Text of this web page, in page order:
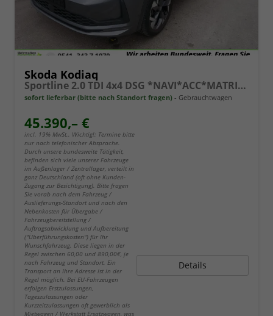
Skoda Kodiaq
Sportline 2.0 TDI 4x4 DSG *NAVI*ACC*MATRIX*KAMERA*AHK*el.-HECKKLAPPE
sofort lieferbar (bitte nach Standort fragen) Gebrauchtwagen
45.390,– €
incl. 19% MwSt.. Wichtig!: Termine bitte
nur nach telefonischer Absprache.
Durch unsere bundesweite Tätigkeit,
befinden sich viele unserer Fahrzeuge
im Außenlager / Zentrallager, verteilt in
ganz Deutschland (oft ohne Kunden-
Zugang zur Besichtigung). Bitte fragen
Sie vorab nach dem Fahrzeug /
Auslieferungs-Standort und nach den
Nebenkosten für Übergabe /
Fahrzeugbereitstellung /
Auftragsabwicklung und Aufbereitung
("Überführungskosten") für Ihr
Wunschfahrzeug. Diese liegen in der
Regel zwischen 60,00 und 890,00€, je
nach Fahrzeug und Standort. Ein
Transport an Ihre Adresse ist in der
Regel möglich. Bei EU-Fahrzeugen
erfolgen Erstzulassungen,
Tageszulassungen oder
Kurzzeitzulassungen oft gewerblich als
Mietwagen / Werkstatt Ersatzwagen, was
Details